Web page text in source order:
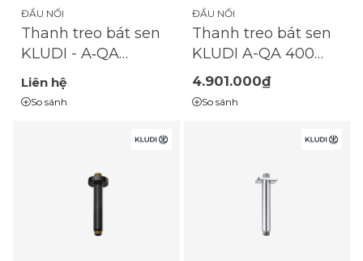
ĐẦU NỐI
Thanh treo bát sen
KLUDI - A‑QA
400 mm - Matt
Black - 6651439‑00
Liên hệ
So sánh
ĐẦU NỐI
Thanh treo bát sen
KLUDI A-QA 400
mm - Chrome -
6651405‑00
4.901.000₫
So sánh